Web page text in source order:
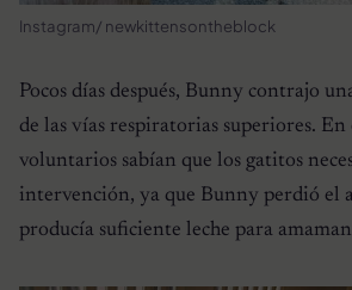
Instagram/ newkittensontheblock
Pocos días después, Bunny contrajo
de las vías respiratorias superiores. En
voluntarios sabían que los gatitos
intervención, ya que Bunny perdió el
producía suficiente leche para